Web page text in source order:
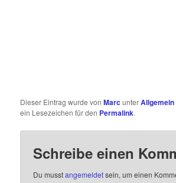
Dieser Eintrag wurde vonMarc unterAllgemein
ein Lesezeichen für den Permalink.
Schreibe einen
Du musstangemeldetsein, um einen